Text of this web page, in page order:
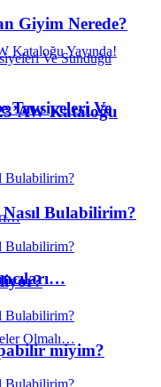
Kataloğu
Giyim Nerede?
Tavsiyeleri Ve
Bulabilirim?
miyim?